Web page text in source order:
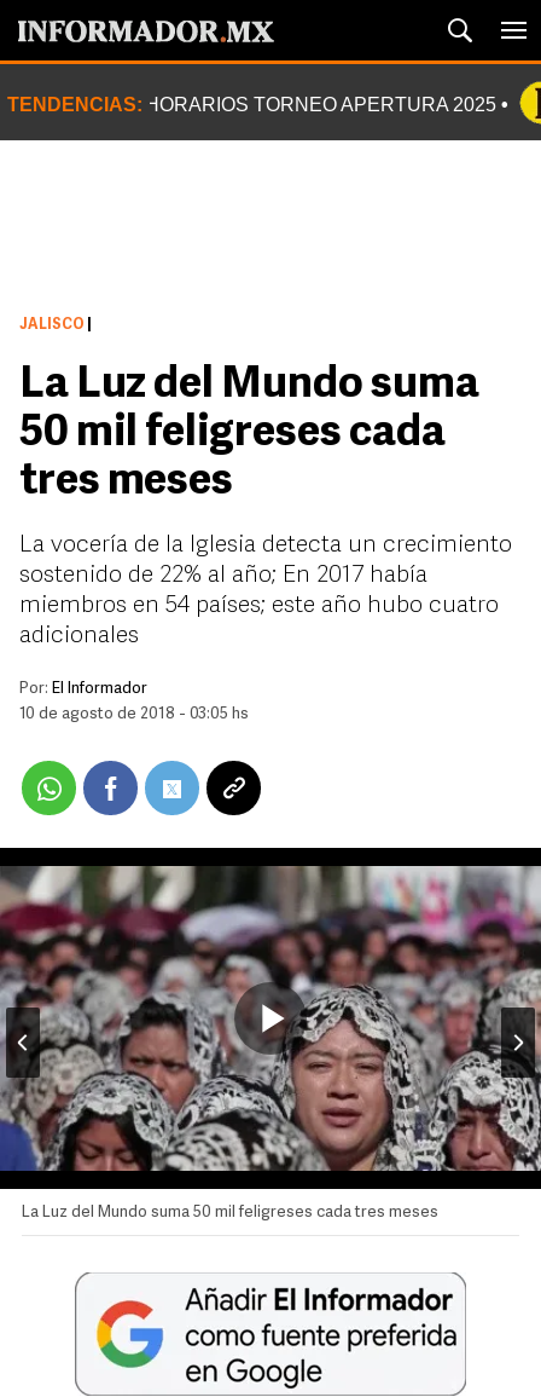
TENDENCIAS: HORARIOS TORNEO APERTURA 2025
JALISCO
La Luz del Mundo suma
50 mil feligreses cada
tres meses
La vocería de la Iglesia detecta un crecimiento
sostenido de 22% al año; En 2017 había
miembros en 54 países; este año hubo cuatro
adicionales
Por: El Informador
10 de agosto de 2018 - 03:05 hs
Play
Video
La Luz del Mundo suma 50 mil feligreses cada tres meses